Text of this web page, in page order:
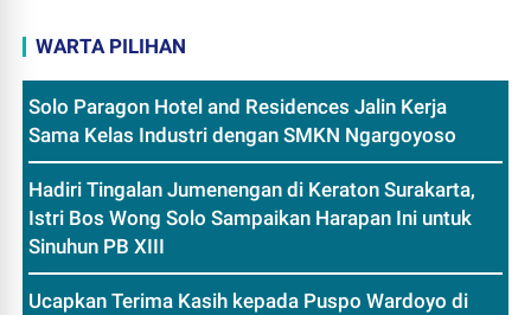
WARTA PILIHAN
Solo Paragon Hotel and Residences Jalin Kerja
Sama Kelas Industri dengan SMKN Ngargoyoso
Hadiri Tingalan Jumenengan di Keraton Surakarta,
Istri Bos Wong Solo Sampaikan Harapan Ini untuk
Sinuhun PB XIII
Ucapkan Terima Kasih kepada Puspo Wardoyo di